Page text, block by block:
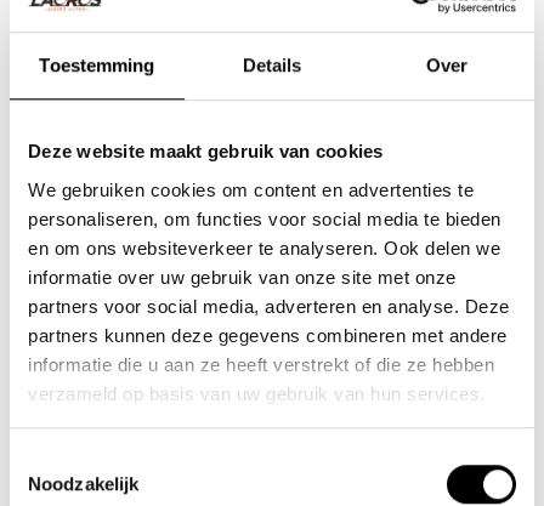
Toestemming Details Over
Deze website maakt gebruik van cookies
We gebruiken cookies om content en advertenties te
personaliseren, om functies voor social media te bieden
en om ons websiteverkeer te analyseren. Ook delen we
informatie over uw gebruik van onze site met onze
partners voor social media, adverteren en analyse. Deze
partners kunnen deze gegevens combineren met andere
informatie die u aan ze heeft verstrekt of die ze hebben
verzameld op basis van uw gebruik van hun services.
Noodzakelijk
Team Lacros
Nieuwe Eerdsebaan 16, 5482 VS Schijndel Nederland
Handelskammernummer: 62140957
Umsatzsteuer-Identifikationsnummer: NL854680950B01
(+31) 73 203 2487
(+31) 73 203 2487